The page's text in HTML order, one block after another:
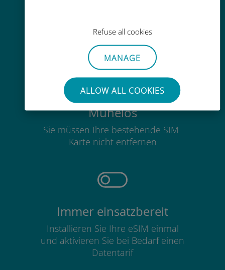
Refuse all cookies
MANAGE
ALLOW ALL COOKIES
Überall über die Ubigi-App, auch
ohne WLAN oder Datenguthaben
Mühelos
Sie müssen Ihre bestehende SIM-
Karte nicht entfernen
Immer einsatzbereit
Installieren Sie Ihre eSIM einmal
und aktivieren Sie bei Bedarf einen
Datentarif